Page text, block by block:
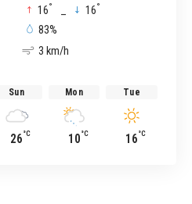
16° 16°
83%
3 km/h
Sun
26°C
Mon
10°C
Tue
16°C